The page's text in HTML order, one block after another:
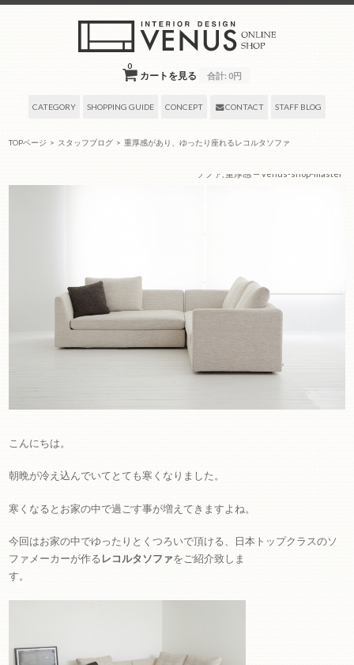
カートを見る
0
合計: 0円
CATEGORY SHOPPING GUIDE CONCEPT CONTACT STAFF BLOG
TOPページ > スタッフブログ >重厚感があり、ゆったり座れるレコルタソファ
ソファ 重厚感— venus-shop-master
こんにちは。
朝晩が冷え込んでいてとても寒くなりました。
寒くなるとお家の中で過ごす事が増えてきますよね。
今回はお家の中でゆったりとくつろいで頂ける、日本トップクラスのソ
ファメーカーが作るレコルタソファをご紹介致しま
す。